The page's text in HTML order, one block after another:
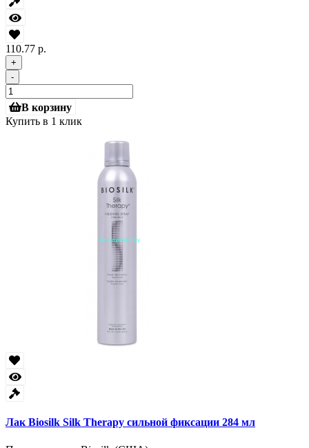
110.77 р.
+
-
В корзину
Купить в 1 клик
Лак Biosilk Silk Therapy сильной фиксации 284 мл